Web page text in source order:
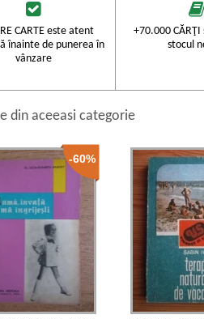
CARTE este atent
înainte de punerea în
vânzare
+70.000
stocul
din aceeasi categorie
-60%